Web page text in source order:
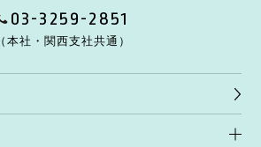
03-3259-2851
（本社・関西支社共通）